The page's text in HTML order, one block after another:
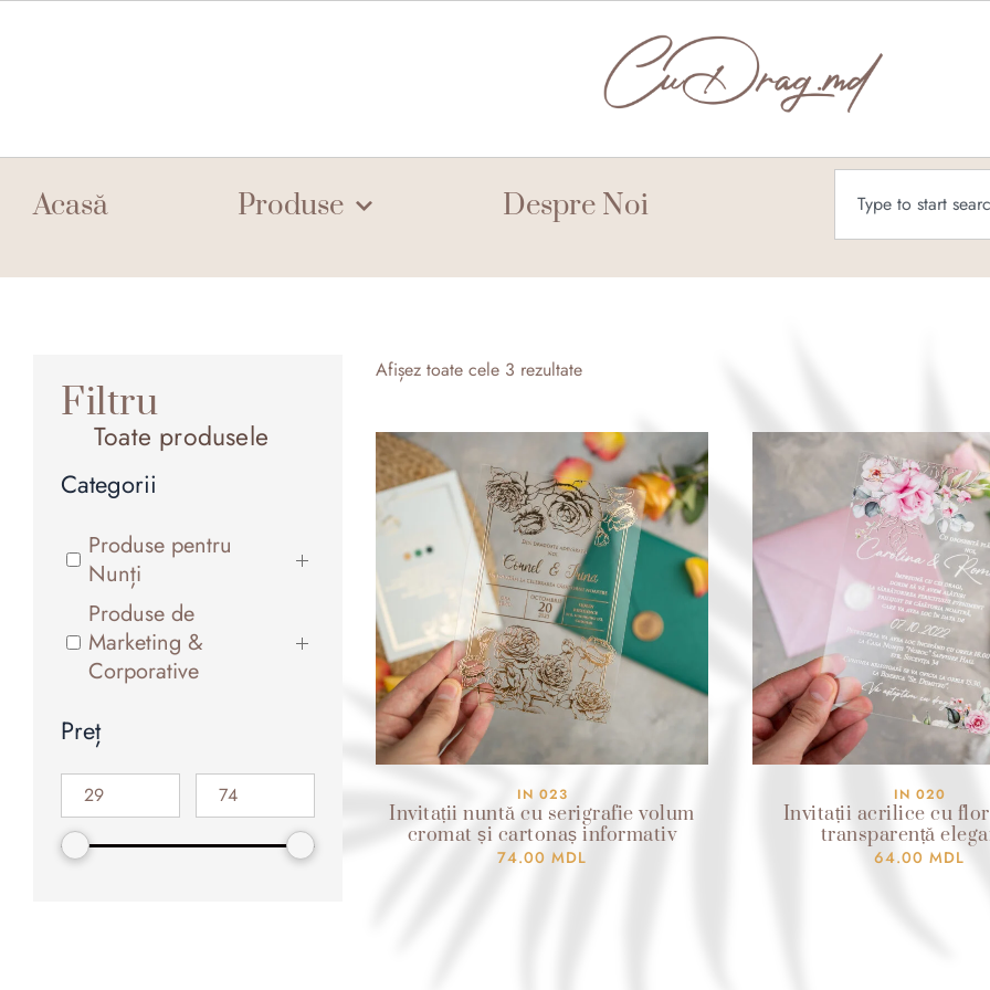
Acasă Produse Despre Noi
Filtru
Toate produsele
Categorii
Produse pentru
Nunți
Produse de
Marketing &
Corporative
Preț
Afișez toate cele 3 rezultatedupă
IN 023
Invitații nuntă cu serigrafie volum
cromat și cartonaș informativ
74.00MDL
IN 020
Invitații acrilice cu
transparență
64.00MDL